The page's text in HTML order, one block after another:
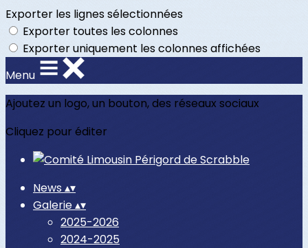
Exporter les lignes sélectionnées
Exporter toutes les colonnes
Exporter uniquement les colonnes affichées
Menu
Ajoutez un logo, un bouton, des réseaux sociaux
Cliquez pour éditer
News ▴▾
Galerie▴▾
2025-2026
2024-2025